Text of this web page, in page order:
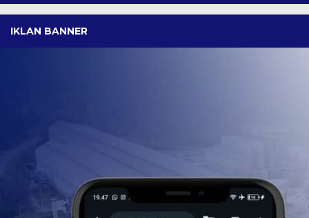
IKLAN BANNER